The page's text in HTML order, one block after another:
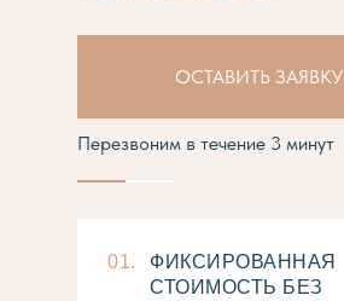
Перезвоним в течение 3 минут
ОСТАВИТЬ ЗАЯВКУ
ФИКСИРОВАННАЯ
СТОИМОСТЬ БЕЗ
01.